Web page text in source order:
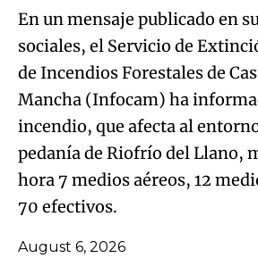
En un mensaje publicado en
sociales, el Servicio de
de Incendios Forestales de
Mancha (Infocam) ha
incendio, que afecta al
pedanía de Riofrío del Llano,
hora 7 medios aéreos, 12
70 efectivos.
August 6, 2026